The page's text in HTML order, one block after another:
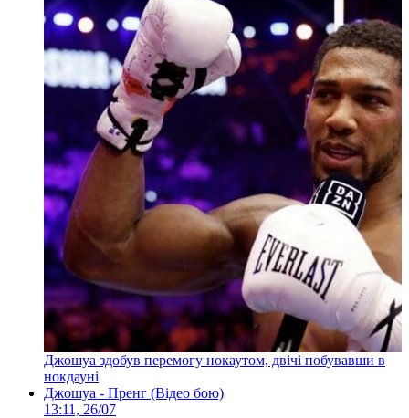
Джошуа здобув перемогу нокаутом, двічі побувавши в
нокдауні
Джошуа - Пренг (Відео бою)
13:11, 26/07